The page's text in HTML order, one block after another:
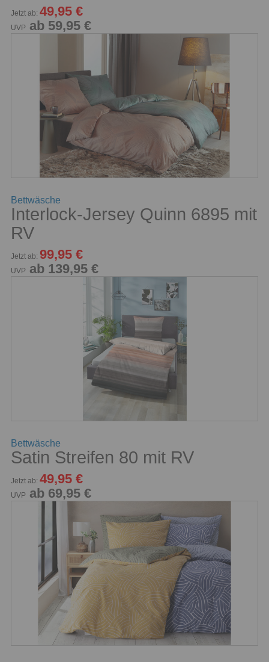
Jetzt ab: 49,95 €
UVP ab 59,95 €
Bettwäsche
Interlock-Jersey Quinn 6895 mit
RV
Jetzt ab: 99,95 €
UVP ab 139,95 €
Bettwäsche
Satin Streifen 80 mit RV
Jetzt ab: 49,95 €
UVP ab 69,95 €